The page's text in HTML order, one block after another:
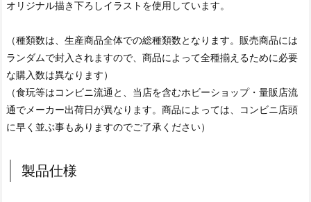
オリジナル描き下ろしイラストを使用しています。
（種類数は、生産商品全体での総種類数となります。販売商品には
ランダムで封入されますので、商品によって全種揃えるために必要
な購入数は異なります）
（食玩等はコンビニ流通と、当店を含むホビーショップ・量販店流
通でメーカー出荷日が異なります。商品によっては、コンビニ店頭
に早く並ぶ事もありますのでご了承ください）
製品仕様